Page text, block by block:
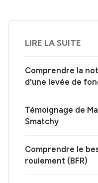
LIRE LA SUITE
Comprendre la
d'une levée de
Témoignage de
Smatchy
Comprendre le
roulement (BFR)